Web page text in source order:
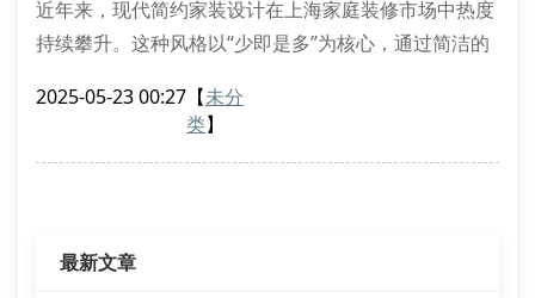
近年来，现代简约家装设计在上海家庭装修市场中热度
持续攀升。这种风格以“少即是多”为核心，通过简洁的
适的居家氛围。途美装潢设计团队发现，80%的年轻业
2025-05-23 00:27 【未分
类】
最新文章